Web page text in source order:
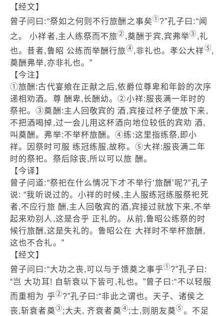
【经文】
曾子问曰:“祭如之何则不行旅酬之事矣①?”孔子曰:“闻
之。 小祥者,主人练祭而不旅② ,奠酬于宾,宾弗举③ ,礼
也。昔者,鲁昭 公练而举酬行旅④,非礼也。孝公大祥⑤,
奠酬弗举,亦非礼也。”
【今注】
①旅酬:古代宴飨在正献之后,依爵位尊卑和年龄的次序
递相劝酒。尊 酬卑,长酬幼。②小祥:服丧满一年时的
祭祀。③奠酬:主人回敬宾的 酒,宾接过杯子便放下来,
不把酒喝掉,过一会儿用这杯酒向地位较低的宾劝 酒,
叫奠酬。弗举:不举杯旅酬。④练:这里指练祭,即小
祥。因祭时可服 练冠练服,故称。⑤大祥:服丧满二年
时的祭祀。祭后除丧,所以可以旅 酬。
【今译】
曾子问道:“祭祀在什么情况下才不举行‘旅酬’呢?”孔子
说: “我听说过的。小祥的时候,主人服练冠练服祭祀死
者,不应行旅 酬,主人回敬宾的酒,宾接过就放下来,不举
起来劝别人,这是合乎 正礼的。从前,鲁昭公练祭的时
候行旅酬,这是失礼的。鲁昭公在 大祥时不举杯旅酬,
这也不合礼。”
【经文】
曾子问曰:“大功之丧,可以与于馈奠之事乎①?”孔子曰:
“岂 大功耳! 自斩衰以下皆可,礼也。”曾子曰:“不以轻服
而重相为 乎②?”孔子曰:“非此之谓也。天子、诸侯之
丧,斩衰者奠③;大夫, 齐衰者奠④;士,则朋友奠⑤。不足